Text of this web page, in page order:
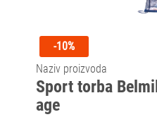
-10%
Naziv proizvoda
Sport torba
age